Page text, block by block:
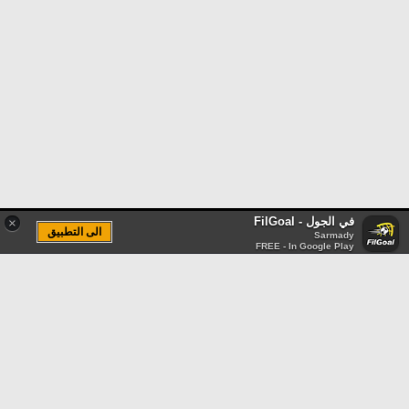
× في الجول - FilGoal
Sarmady
FREE - In Google Play
الى التطبيق